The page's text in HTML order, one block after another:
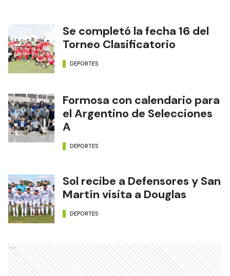
Se completó la fecha 16 del
Torneo Clasificatorio
DEPORTES
Formosa con calendario para
el Argentino de Selecciones
A
DEPORTES
Sol recibe a Defensores y San
Martín visita a Douglas
DEPORTES
Ads